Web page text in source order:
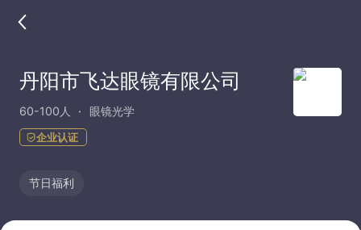
丹阳市飞达眼镜有限公司
60-100人 眼镜光学
企业认证
节日福利